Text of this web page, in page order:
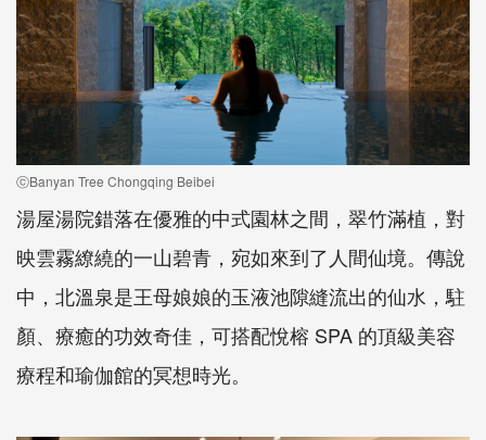
ⓒBanyan Tree Chongqing Beibei
湯屋湯院錯落在優雅的中式園林之間，翠竹滿植，對
映雲霧繚繞的一山碧青，宛如來到了人間仙境。傳說
中，北溫泉是王母娘娘的玉液池隙縫流出的仙水，駐
顏、療癒的功效奇佳，可搭配悅榕 SPA 的頂級美容
療程和瑜伽館的冥想時光。